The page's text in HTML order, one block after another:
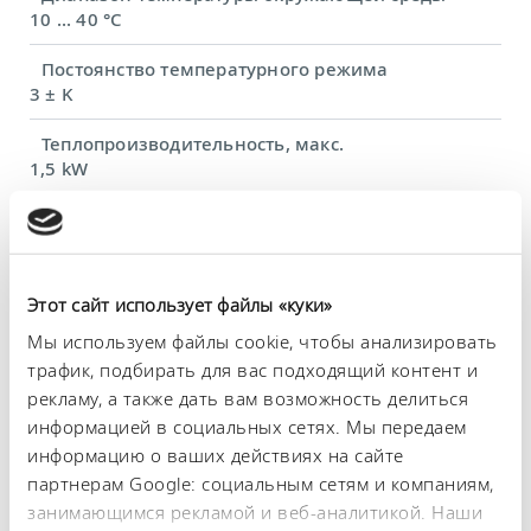
Этот сайт использует файлы «куки»
Мы используем файлы cookie, чтобы анализировать
трафик, подбирать для вас подходящий контент и
рекламу, а также дать вам возможность делиться
информацией в социальных сетях. Мы передаем
информацию о ваших действиях на сайте
партнерам Google: социальным сетям и компаниям,
занимающимся рекламой и веб-аналитикой. Наши
10 ... 40 °C
Постоянство температурного режима
3 ± K
Теплопроизводительность, макс.
1,5 kW
Потребляемая мощность, макс.
1,5 kW
Потребление тока
16 A
Отверстие ванны (Ø)
111 mm
Количество отверстий ванны
8
Размеры (Ш × Г × В)